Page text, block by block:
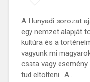
A Hunyadi sorozat
egy nemzet alapját
kultúra és a
vagyunk mi
csata vagy
tud eltölteni. A…